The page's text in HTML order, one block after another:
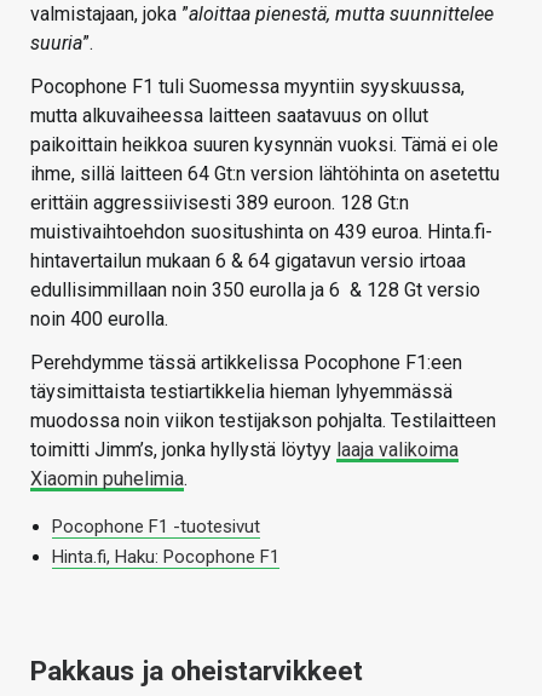
valmistajaan, joka ”aloittaa pienestä, mutta suunnittelee
suuria”.
Pocophone F1 tuli Suomessa myyntiin syyskuussa,
mutta alkuvaiheessa laitteen saatavuus on ollut
paikoittain heikkoa suuren kysynnän vuoksi. Tämä ei ole
ihme, sillä laitteen 64 Gt:n version lähtöhinta on asetettu
erittäin aggressiivisesti 389 euroon. 128 Gt:n
muistivaihtoehdon suositushinta on 439 euroa. Hinta.fi-
hintavertailun mukaan 6 & 64 gigatavun versio irtoaa
edullisimmillaan noin 350 eurolla ja 6 & 128 Gt versio
noin 400 eurolla.
Perehdymme tässä artikkelissa Pocophone F1:een
täysimittaista testiartikkelia hieman lyhyemmässä
muodossa noin viikon testijakson pohjalta. Testilaitteen
toimitti Jimm’s, jonka hyllystä löytyy laaja valikoima
Xiaomin puhelimia.
Pocophone F1 -tuotesivut
Hinta.fi, Haku: Pocophone F1
Pakkaus ja oheistarvikkeet